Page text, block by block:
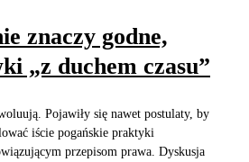
znaczy godne,
„z duchem czasu”
Pojawiły się nawet postulaty, by
iście pogańskie praktyki
przepisom prawa. Dyskusja